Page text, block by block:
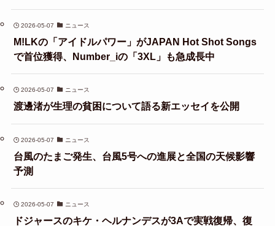
2026-05-07 ニュース
M!LKの「アイドルパワー」がJAPAN Hot Shot Songs
で首位獲得、Number_iの「3XL」も急成長中
2026-05-07 ニュース
渡邊渚が生理の貧困について語る新エッセイを公開
2026-05-07 ニュース
台風のたまご発生、台風5号への進展と全国の天候影響
予測
2026-05-07 ニュース
ドジャースのキケ・ヘルナンデスが3Aで実戦復帰、復